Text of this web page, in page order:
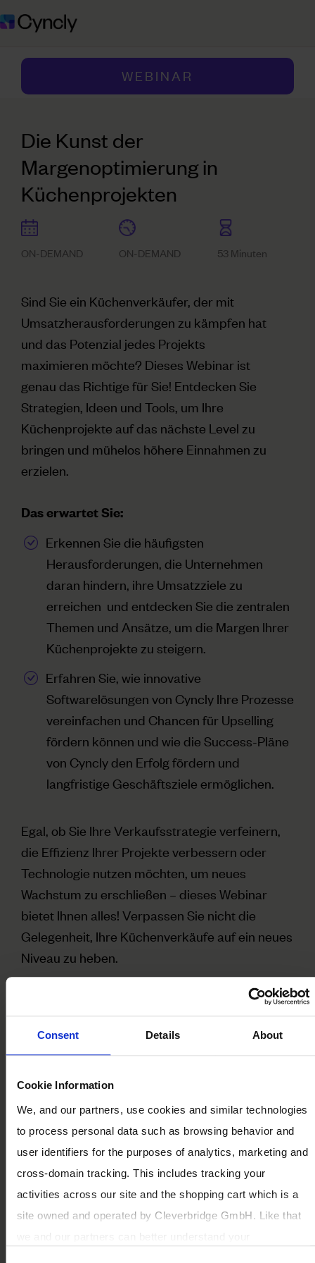
Consent Details About
Cookie Information
We, and our partners, use cookies and similar technologies
to process personal data such as browsing behavior and
user identifiers for the purposes of analytics, marketing and
cross-domain tracking. This includes tracking your
activities across our site and the shopping cart which is a
site owned and operated by Cleverbridge GmbH. Like that
WEBINAR
Die Kunst der
Margenoptimierung in
Küchenprojekten
ON-DEMAND ON-DEMAND 53 Minuten
Sind Sie ein Küchenverkäufer, der mit
Umsatzherausforderungen zu kämpfen hat
und das Potenzial jedes Projekts
maximieren möchte? Dieses Webinar ist
genau das Richtige für Sie! Entdecken Sie
Strategien, Ideen und Tools, um Ihre
Küchenprojekte auf das nächste Level zu
bringen und mühelos höhere Einnahmen zu
erzielen.
Das erwartet Sie:
Erkennen Sie die häufigsten
Herausforderungen, die Unternehmen
daran hindern, ihre Umsatzziele zu
erreichen und entdecken Sie die zentralen
Themen und Ansätze, um die Margen Ihrer
Küchenprojekte zu steigern.
Erfahren Sie, wie innovative
Softwarelösungen von Cyncly Ihre Prozesse
vereinfachen und Chancen für Upselling
fördern können und wie die Success-Pläne
von Cyncly den Erfolg fördern und
langfristige Geschäftsziele ermöglichen.
Egal, ob Sie Ihre Verkaufsstrategie verfeinern,
die Effizienz Ihrer Projekte verbessern oder
Technologie nutzen möchten, um neues
Wachstum zu erschließen – dieses Webinar
bietet Ihnen alles! Verpassen Sie nicht die
Gelegenheit, Ihre Küchenverkäufe auf ein neues
Niveau zu heben.
* Nachname